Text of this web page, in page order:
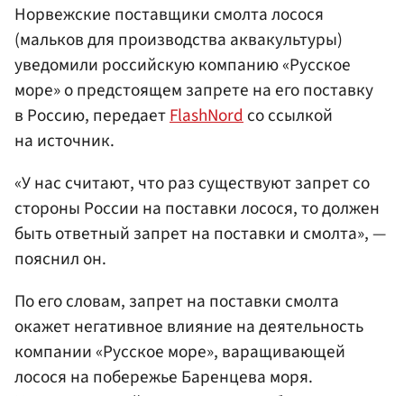
Норвежские поставщики смолта лосося
(мальков для производства аквакультуры)
уведомили российскую компанию «Русское
море» о предстоящем запрете на его поставку
в Россию, передаетFlashNordсо ссылкой
на источник.
«У нас считают, что раз существуют запрет со
стороны России на поставки лосося, то должен
быть ответный запрет на поставки и смолта», —
пояснил он.
По его словам, запрет на поставки смолта
окажет негативное влияние на деятельность
компании «Русское море», варащивающей
лосося на побережье Баренцева моря.